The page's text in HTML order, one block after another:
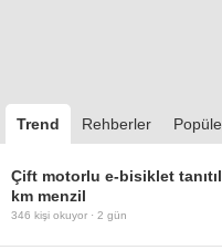
Trend Rehberler
Çift motorlu e-bisiklet
km menzil
346 kişi okuyor · 2 gün